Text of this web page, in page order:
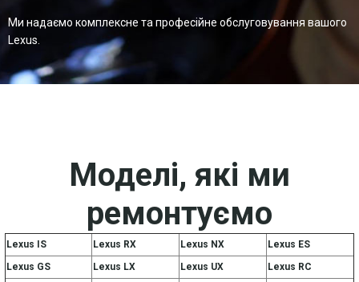
Ми надаємо комплексне та професійне обслуговування вашого
Lexus.
Моделі, які ми
ремонтуємо
Lexus IS Lexus RX Lexus NX
Lexus ES
Lexus GS
Lexus LX Lexus UX
Lexus RC